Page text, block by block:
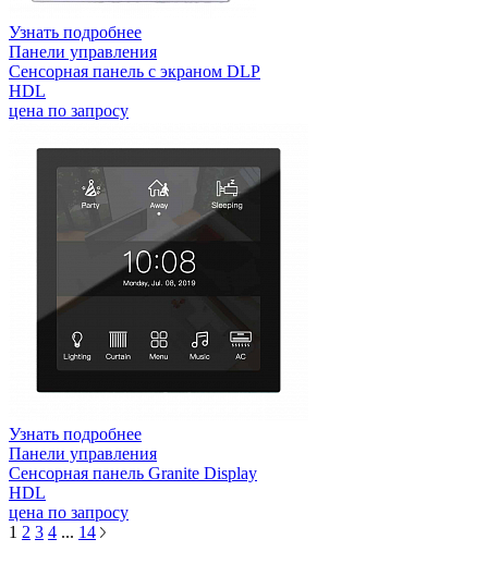
Узнать подробнее
Панели управления
Сенсорная панель с экраном DLP
HDL
цена по запросу
Узнать подробнее
Панели управления
Сенсорная панель Granite Display
HDL
цена по запросу
1 2 3 4 ... 14